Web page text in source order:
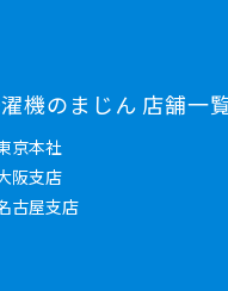
機のまじん 店舗一
京本社
阪支店
古屋支店